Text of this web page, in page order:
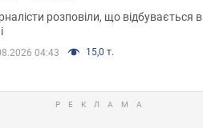
розповіли, що відбувається в
04:43 15,0 т.